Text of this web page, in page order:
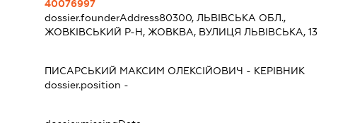
40076997
dossier.founderAddress80300, ЛЬВІВСЬКА ОБЛ.,
ЖОВКІВСЬКИЙ Р-Н, ЖОВКВА, ВУЛИЦЯ ЛЬВІВСЬКА, 13
ПИСАРСЬКИЙ МАКСИМ ОЛЕКСІЙОВИЧ - КЕРІВНИК
dossier.position -